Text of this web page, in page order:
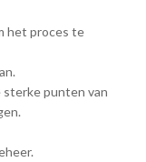
het proces te
punten van